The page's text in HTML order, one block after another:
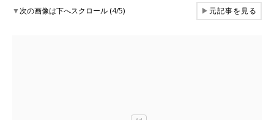
▼次の画像は下へスクロール (4/5) ▶元記事を見る